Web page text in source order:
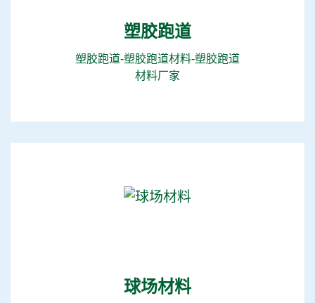
塑胶跑道
塑胶跑道-塑胶跑道材料-塑胶跑道
材料厂家
球场材料